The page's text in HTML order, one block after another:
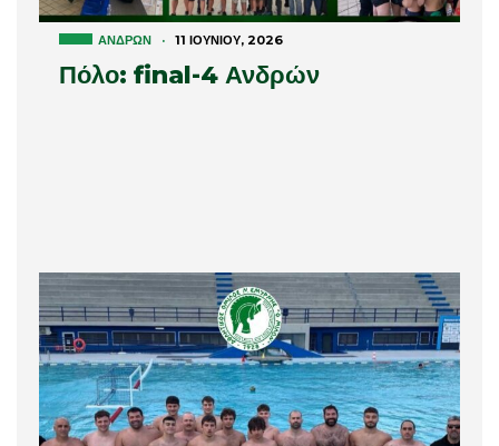
ΑΝΔΡΏΝ · 11 ΙΟΥΝΊΟΥ, 2026
Πόλο: final-4 Ανδρών